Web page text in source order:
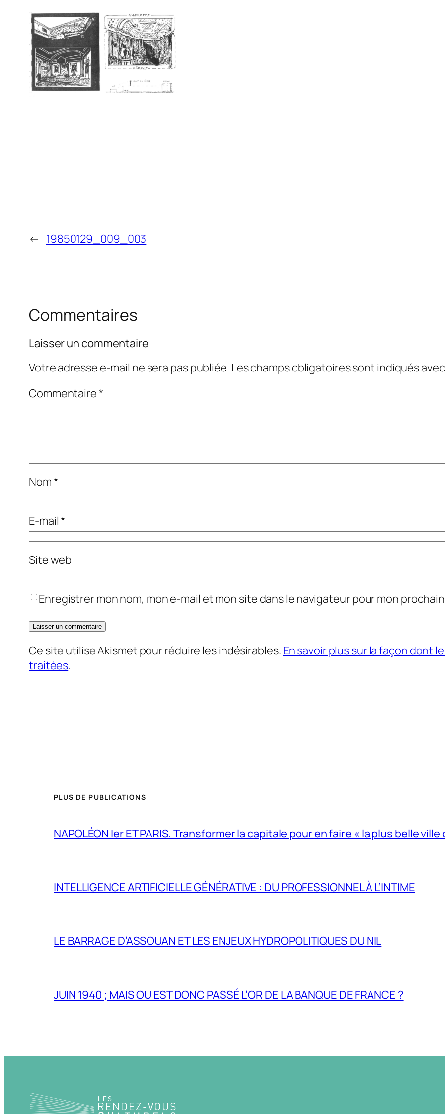
← 19850129_009_003
Commentaires
Laisser un commentaire
Votre adresse e-mail ne sera pas publiée. Les champs obligatoires sont indiqués
Commentaire*
Nom*
E-mail*
Site web
Enregistrer mon nom, mon e-mail et mon site dans le navigateur pour mon
Ce site utilise Akismet pour réduire les indésirables. En savoir plus sur la façon dont
traitées.
PLUS DE PUBLICATIONS
NAPOLÉON Ier ET PARIS. Transformer la capitale pour en faire « la plus belle
INTELLIGENCE ARTIFICIELLE GÉNÉRATIVE : DU PROFESSIONNEL À L’INTIME
LE BARRAGE D’ASSOUAN ET LES ENJEUX HYDROPOLITIQUES DU NIL
JUIN 1940 ; MAIS OU EST DONC PASSÉ L’OR DE LA BANQUE DE FRANCE ?